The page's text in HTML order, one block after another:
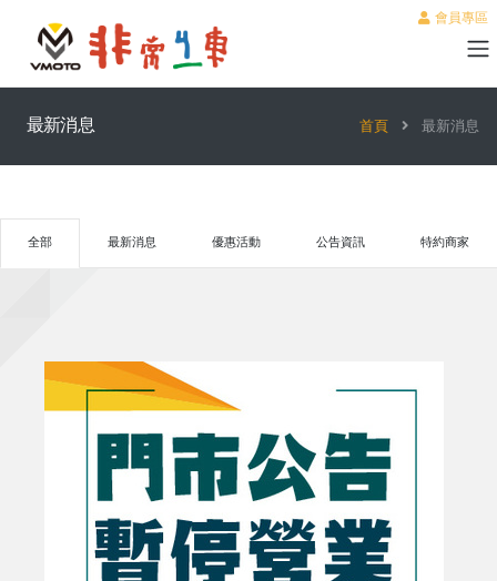
會員專區
最新消息 首頁 最新消息
全部 最新消息 優惠活動 公告資訊 特約商家